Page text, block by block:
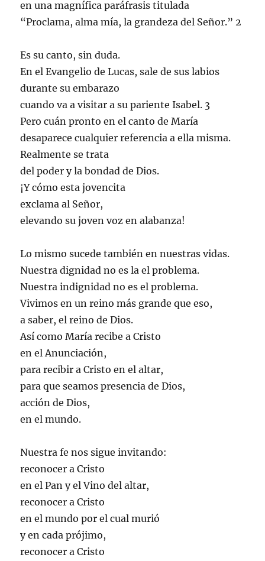
en una magnífica paráfrasis titulada
“Proclama, alma mía, la grandeza del Señor.” 2
Es su canto, sin duda.
En el Evangelio de Lucas, sale de sus labios
durante su embarazo
cuando va a visitar a su pariente Isabel. 3
Pero cuán pronto en el canto de María
desaparece cualquier referencia a ella misma.
Realmente se trata
del poder y la bondad de Dios.
¡Y cómo esta jovencita
exclama al Señor,
elevando su joven voz en alabanza!
Lo mismo sucede también en nuestras vidas.
Nuestra dignidad no es la el problema.
Nuestra indignidad no es el problema.
Vivimos en un reino más grande que eso,
a saber, el reino de Dios.
Así como María recibe a Cristo
en el Anunciación,
para recibir a Cristo en el altar,
para que seamos presencia de Dios,
acción de Dios,
en el mundo.
Nuestra fe nos sigue invitando:
reconocer a Cristo
en el Pan y el Vino del altar,
reconocer a Cristo
en el mundo por el cual murió
y en cada prójimo,
reconocer a Cristo